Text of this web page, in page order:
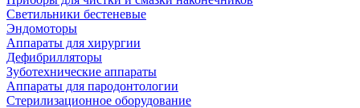
Светильники бестеневые
Эндомоторы
Аппараты для хирургии
Дефибрилляторы
Зуботехнические аппараты
Аппараты для пародонтологии
Стерилизационное оборудование